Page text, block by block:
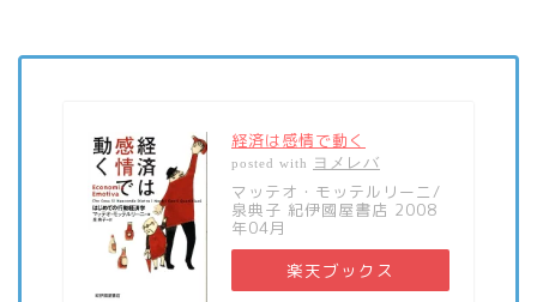
経済は感情で動く
posted with ヨメレバ
マッテオ・モッテルリーニ/
泉典子 紀伊國屋書店 2008
年04月
楽天ブックス